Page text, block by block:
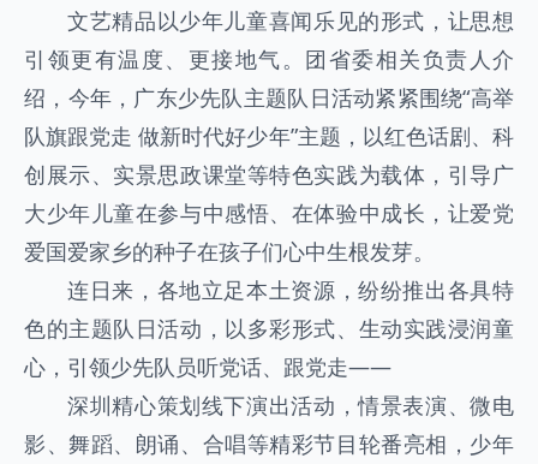
文艺精品以少年儿童喜闻乐见的形式，让思想
引领更有温度、更接地气。团省委相关负责人介
绍，今年，广东少先队主题队日活动紧紧围绕“高举
队旗跟党走 做新时代好少年”主题，以红色话剧、科
创展示、实景思政课堂等特色实践为载体，引导广
大少年儿童在参与中感悟、在体验中成长，让爱党
爱国爱家乡的种子在孩子们心中生根发芽。
连日来，各地立足本土资源，纷纷推出各具特
色的主题队日活动，以多彩形式、生动实践浸润童
心，引领少先队员听党话、跟党走——
深圳精心策划线下演出活动，情景表演、微电
影、舞蹈、朗诵、合唱等精彩节目轮番亮相，少年